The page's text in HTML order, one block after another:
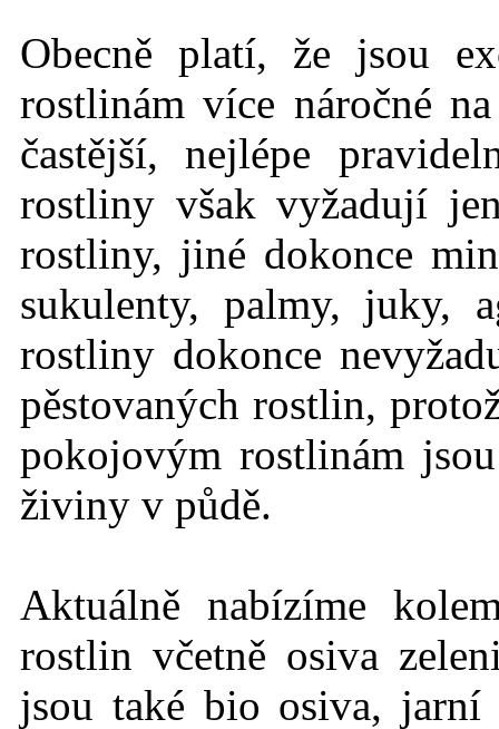
Obecně platí, že jsou
rostlinám více náročné
častější, nejlépe
rostliny však vyžadují
rostliny, jiné dokonce
sukulenty, palmy, juky,
rostliny dokonce
pěstovaných rostlin,
pokojovým rostlinám
živiny v půdě.
Aktuálně nabízíme
rostlin včetně osiva
jsou také bio osiva,